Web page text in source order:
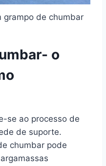
grampo de chumbar
o
se ao processo de
de suporte.
chumbar pode